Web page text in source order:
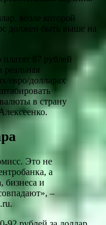
возле которой
должен быть выше на
87 рублей
реальная
евро/долларах
в страну
Это не
а
бизнеса и
–